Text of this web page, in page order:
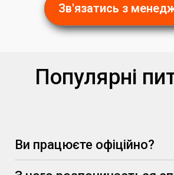
Зв'язатись з
Популярні
Ви працюєте офіційно?